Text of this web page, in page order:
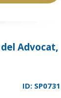
Advocat,
ID: SP0731